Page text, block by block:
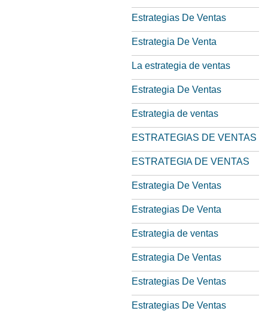
Estrategias De Ventas
Estrategia De Venta
La estrategia de ventas
Estrategia De Ventas
Estrategia de ventas
ESTRATEGIAS DE VENTAS
ESTRATEGIA DE VENTAS
Estrategia De Ventas
Estrategias De Venta
Estrategia de ventas
Estrategia De Ventas
Estrategias De Ventas
Estrategias De Ventas